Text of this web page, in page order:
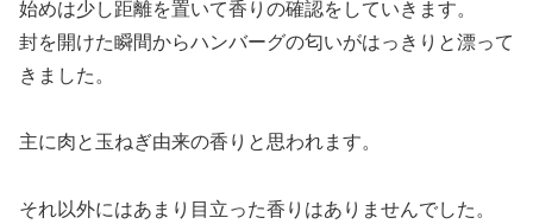
始めは少し距離を置いて香りの確認をしていきます。
封を開けた瞬間からハンバーグの匂いがはっきりと漂って
きました。
主に肉と玉ねぎ由来の香りと思われます。
それ以外にはあまり目立った香りはありませんでした。